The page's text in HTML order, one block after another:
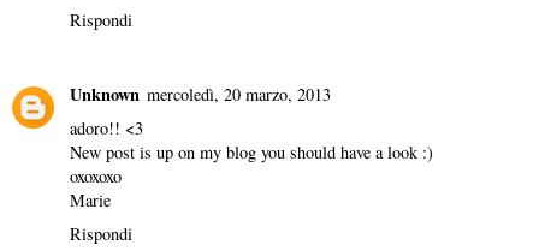
Rispondi
Unknown mercoledì, 20 marzo, 2013
adoro!! <3
New post is up on my blog you should have a look :)
oxoxoxo
Marie
Rispondi